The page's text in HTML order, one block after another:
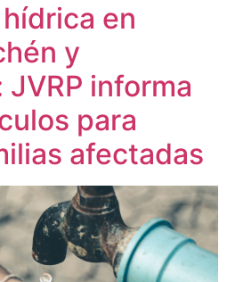
en
y
informa
para
afectadas